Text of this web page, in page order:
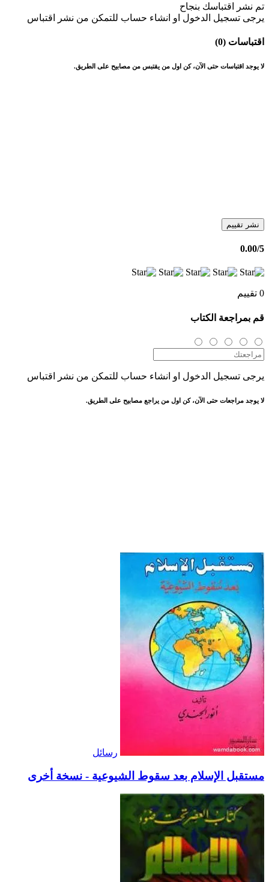
تم نشر اقتباسك بنجاح
يرجى تسجيل الدخول او انشاء حساب للتمكن من نشر اقتباس
اقتباسات (0)
لا يوجد اقتباسات حتى الآن، كن اول من يقتبس من مصابيح على الطريق.
نشر تقييم
0.00/5
0 تقييم
قم بمراجعة الكتاب
يرجى تسجيل الدخول او انشاء حساب للتمكن من نشر اقتباس
لا يوجد مراجعات حتى الآن، كن اول من يراجع مصابيح على الطريق.
رسائل
مستقبل الإسلام بعد سقوط الشيوعية - نسخة أخرى